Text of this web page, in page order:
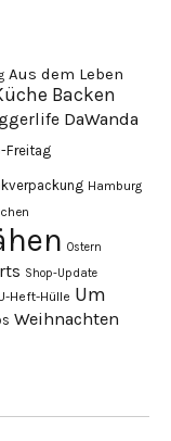
Aus dem Leben
Backen
DaWanda
Freitag
Hamburg
Ostern
Shop-Update
Heft-Hülle Um
Weihnachten